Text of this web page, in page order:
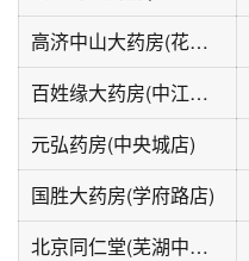
高济中山大药房(花津中路店)
百姓缘大药房(中江新村西区店)
元弘药房(中央城店)
国胜大药房(学府路店)
北京同仁堂(芜湖中山南路店)